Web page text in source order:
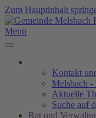
Zum Hauptinhalt
Menü
Kontakt
Melsbach
Aktuelle
Suche auf
Rat und